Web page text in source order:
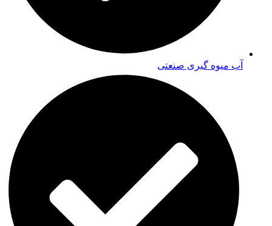
آب میوه گیری صنعتی